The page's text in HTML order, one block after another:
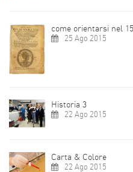
come orientarsi nel
25 Ago 2015
Historia 3
22 Ago 2015
Carta & Colore
22 Ago 2015